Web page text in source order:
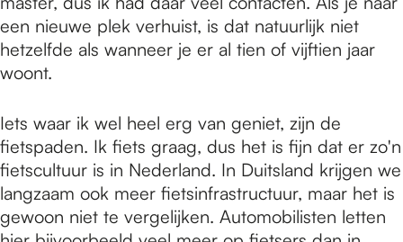
een nieuwe plek verhuist, is dat natuurlijk niet
hetzelfde als wanneer je er al tien of vijftien jaar
woont.
Iets waar ik wel heel erg van geniet, zijn de
fietspaden. Ik fiets graag, dus het is fijn dat er zo'n
fietscultuur is in Nederland. In Duitsland krijgen we
langzaam ook meer fietsinfrastructuur, maar het is
gewoon niet te vergelijken. Automobilisten letten